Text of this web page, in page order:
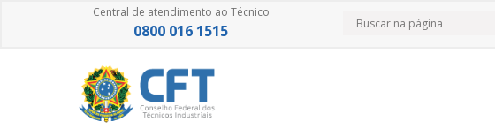
Central de atendimento ao Técnico
0800 016 1515